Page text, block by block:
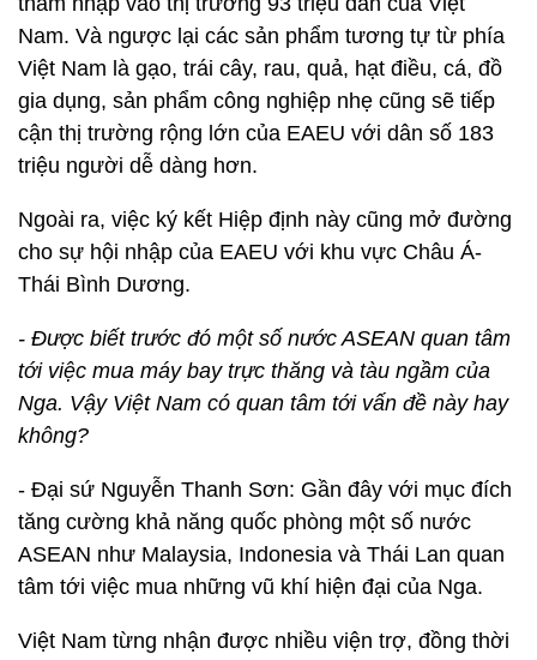
Nam. Và ngược lại các sản phẩm tương tự từ phía
Việt Nam là gạo, trái cây, rau, quả, hạt điều, cá, đồ
gia dụng, sản phẩm công nghiệp nhẹ cũng sẽ tiếp
cận thị trường rộng lớn của EAEU với dân số 183
triệu người dễ dàng hơn.
Ngoài ra, việc ký kết Hiệp định này cũng mở đường
cho sự hội nhập của EAEU với khu vực Châu Á-
Thái Bình Dương.
- Được biết trước đó một số nước ASEAN quan tâm
tới việc mua máy bay trực thăng và tàu ngầm của
Nga. Vậy Việt Nam có quan tâm tới vấn đề này hay
không?
- Đại sứ Nguyễn Thanh Sơn: Gần đây với mục đích
tăng cường khả năng quốc phòng một số nước
ASEAN như Malaysia, Indonesia và Thái Lan quan
tâm tới việc mua những vũ khí hiện đại của Nga.
Việt Nam từng nhận được nhiều viện trợ, đồng thời